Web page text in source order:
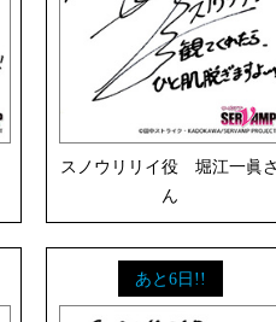
スノウリリイ役 堀江一眞
ん
あと6日!!